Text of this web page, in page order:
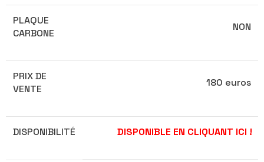
PLAQUE
CARBONE
NON
PRIX DE
VENTE
180 euros
DISPONIBILITÉ DISPONIBLE EN CLIQUANT ICI !